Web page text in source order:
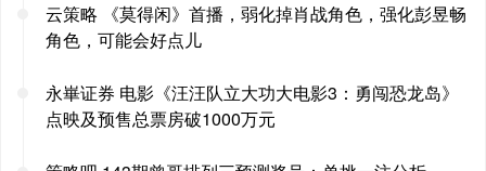
云策略 《莫得闲》首播，弱化掉肖战角色，强化彭昱畅
角色，可能会好点儿
永崋证券 电影《汪汪队立大功大电影3：勇闯恐龙岛》
点映及预售总票房破1000万元